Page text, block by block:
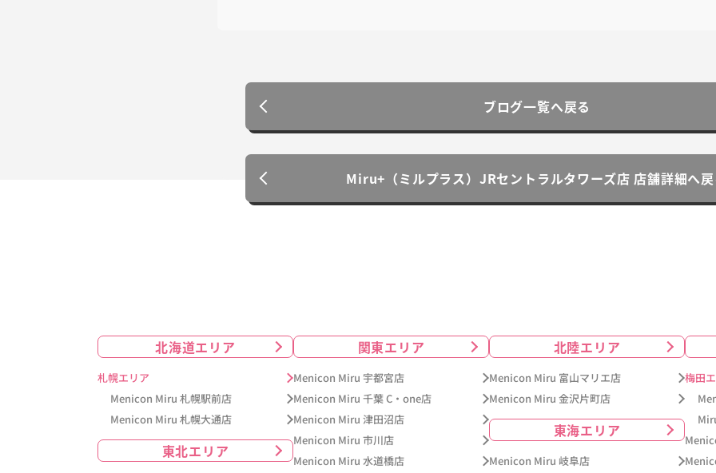
ブログ一覧へ戻る
Miru+（ミルプラス）JRセントラルタワーズ店 店舗詳細へ
北海道エリア
札幌エリア
Menicon Miru 札幌駅前店
Menicon Miru 札幌大通店
東北エリア
関東エリア
Menicon Miru 宇都宮店
Menicon Miru 千葉 C・one店
Menicon Miru 津田沼店
Menicon Miru 市川店
Menicon Miru 水道橋店
北陸エリア
Menicon Miru 富山マリエ店
Menicon Miru 金沢片町店
東海エリア
Menicon Miru 岐阜店
梅田